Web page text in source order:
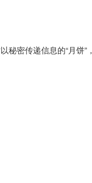
密传递信息的“月饼”，